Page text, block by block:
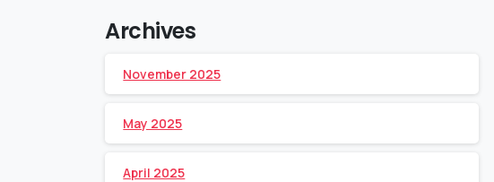
Archives
November 2025
May 2025
April 2025